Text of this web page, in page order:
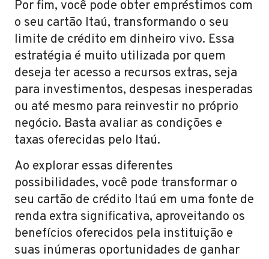
Por fim, você pode obter empréstimos com
o seu cartão Itaú, transformando o seu
limite de crédito em dinheiro vivo. Essa
estratégia é muito utilizada por quem
deseja ter acesso a recursos extras, seja
para investimentos, despesas inesperadas
ou até mesmo para reinvestir no próprio
negócio. Basta avaliar as condições e
taxas oferecidas pelo Itaú.
Ao explorar essas diferentes
possibilidades, você pode transformar o
seu cartão de crédito Itaú em uma fonte de
renda extra significativa, aproveitando os
benefícios oferecidos pela instituição e
suas inúmeras oportunidades de ganhar